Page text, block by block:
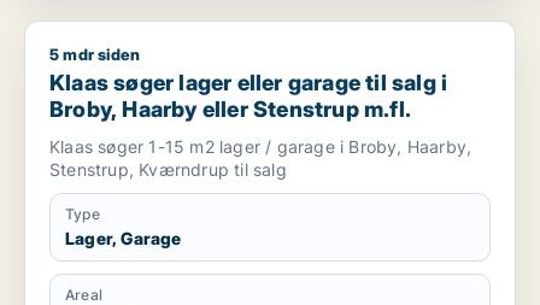
Klaas søger lager eller garage til salg i Broby, Haarby eller
5 mdr siden
Klaas søger lager eller garage til salg i
Broby, Haarby eller Stenstrup m.fl.
Klaas søger 1-15 m2 lager / garage i Broby, Haarby,
Stenstrup, Kværndrup til salg
Type
Lager, Garage
Areal